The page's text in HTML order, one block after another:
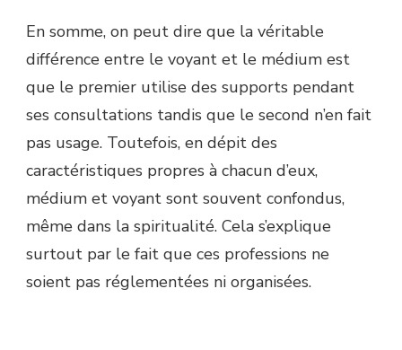
En somme, on peut dire que la véritable
différence entre le voyant et le médium est
que le premier utilise des supports pendant
ses consultations tandis que le second n’en fait
pas usage. Toutefois, en dépit des
caractéristiques propres à chacun d’eux,
médium et voyant sont souvent confondus,
même dans la spiritualité. Cela s’explique
surtout par le fait que ces professions ne
soient pas réglementées ni organisées.